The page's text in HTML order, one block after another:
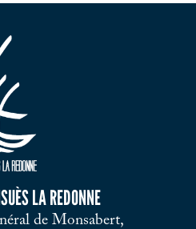
LA REDONNE
de Monsabert,